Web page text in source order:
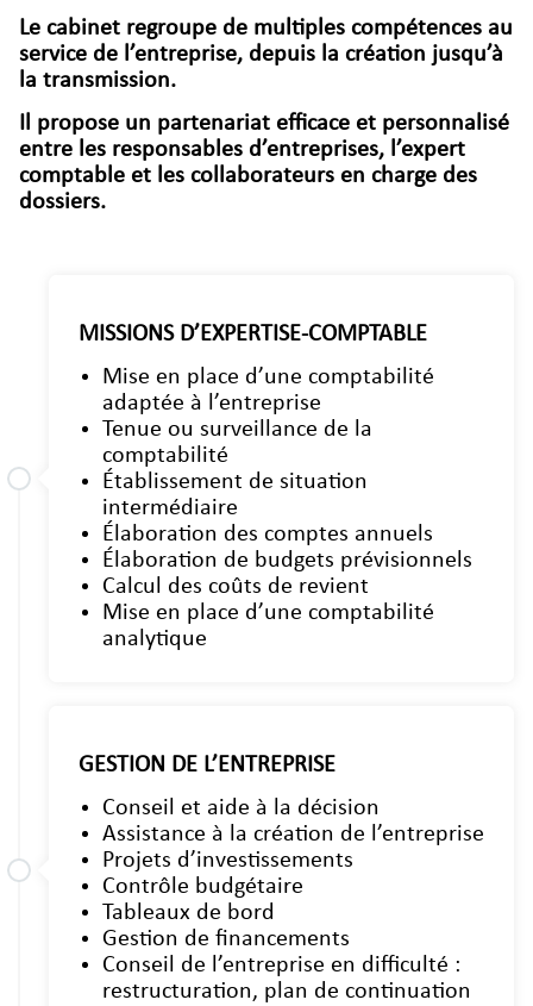
Le cabinet regroupe de multiples compétences au
service de l’entreprise, depuis la création jusqu’à
la transmission.
Il propose un partenariat efficace et personnalisé
entre les responsables d’entreprises, l’expert
comptable et les collaborateurs en charge des
dossiers.
MISSIONS D’EXPERTISE-COMPTABLE
Mise en place d’une comptabilité
adaptée à l’entreprise
Tenue ou surveillance de la
comptabilité
Établissement de situation
intermédiaire
Élaboration des comptes annuels
Élaboration de budgets prévisionnels
Calcul des coûts de revient
Mise en place d’une comptabilité
analytique
GESTION DE L’ENTREPRISE
Conseil et aide à la décision
Assistance à la création de l’entreprise
Projets d’investissements
Contrôle budgétaire
Tableaux de bord
Gestion de financements
Conseil de l’entreprise en difficulté :
restructuration, plan de continuation